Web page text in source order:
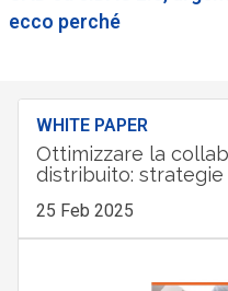
ecco perché
WHITE PAPER
Ottimizzare la
distribuito:
25 Feb 2025